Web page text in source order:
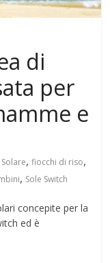
di
per
e
,fiocchi di riso,
, Sole Switch
concepite per la
ed è